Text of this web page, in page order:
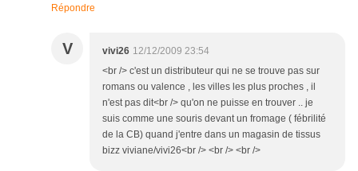
Répondre
V vivi26 12/12/2009 23:54
<br /> c'est un distributeur qui ne se trouve pas sur
romans ou valence , les villes les plus proches , il
n'est pas dit<br /> qu'on ne puisse en trouver .. je
suis comme une souris devant un fromage ( fébrilité
de la CB) quand j'entre dans un magasin de tissus
bizz viviane/vivi26<br /> <br /> <br />